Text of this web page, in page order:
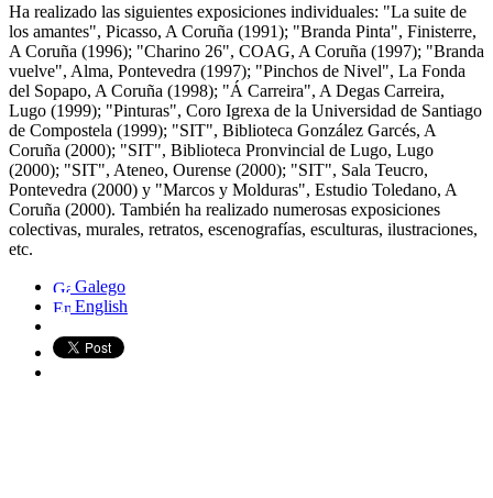
Ha realizado las siguientes exposiciones individuales: "La suite de
los amantes", Picasso, A Coruña (1991); "Branda Pinta", Finisterre,
A Coruña (1996); "Charino 26", COAG, A Coruña (1997); "Branda
vuelve", Alma, Pontevedra (1997); "Pinchos de Nivel", La Fonda
del Sopapo, A Coruña (1998); "Á Carreira", A Degas Carreira,
Lugo (1999); "Pinturas", Coro Igrexa de la Universidad de Santiago
de Compostela (1999); "SIT", Biblioteca González Garcés, A
Coruña (2000); "SIT", Biblioteca Pronvincial de Lugo, Lugo
(2000); "SIT", Ateneo, Ourense (2000); "SIT", Sala Teucro,
Pontevedra (2000) y "Marcos y Molduras", Estudio Toledano, A
Coruña (2000). También ha realizado numerosas exposiciones
colectivas, murales, retratos, escenografías, esculturas, ilustraciones,
etc.
Galego
English